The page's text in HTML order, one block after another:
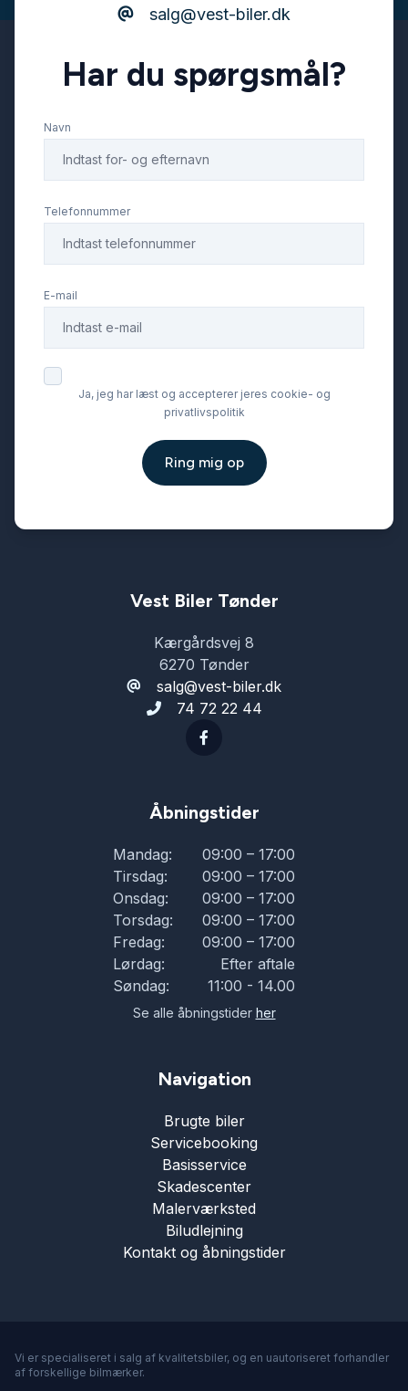
salg@vest-biler.dk
Har du spørgsmål?
Navn
Telefonnummer
E-mail
Ja, jeg har læst og accepterer jeres cookie- og
privatlivspolitik
Ring mig op
Vest Biler Tønder
Kærgårdsvej 8
6270 Tønder
salg@vest-biler.dk
74 72 22 44
Åbningstider
Mandag:
09:00 – 17:00
Tirsdag:
09:00 – 17:00
Onsdag:
09:00 – 17:00
Torsdag:
09:00 – 17:00
Fredag:
09:00 – 17:00
Lørdag:
Efter aftale
Søndag:
11:00 - 14.00
Se alle åbningstider her
Navigation
Brugte biler
Servicebooking
Basisservice
Skadescenter
Malerværksted
Biludlejning
Kontakt og åbningstider
Vi er specialiseret i salg af kvalitetsbiler, og en uautoriseret forhandler
af forskellige bilmærker.